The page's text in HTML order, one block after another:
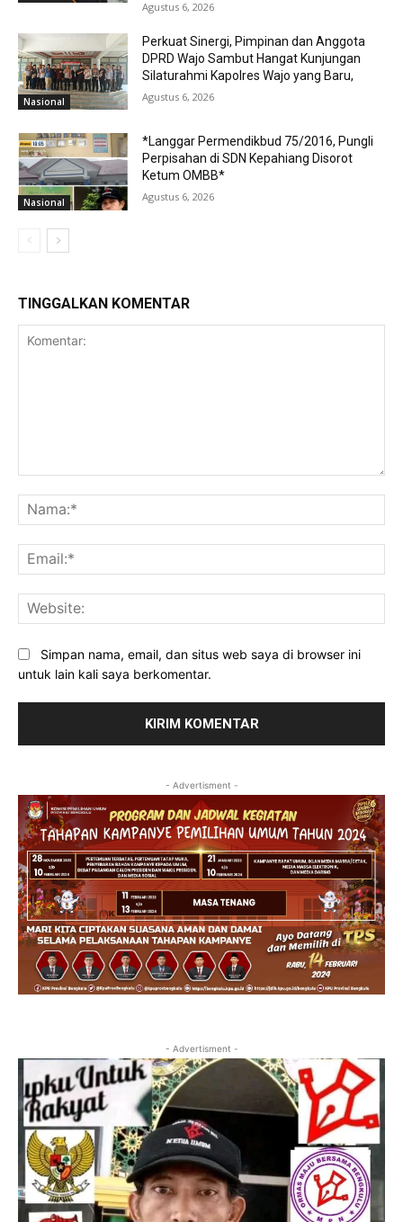
Agustus 6, 2026
Nasional
Perkuat Sinergi, Pimpinan dan Anggota
DPRD Wajo Sambut Hangat Kunjungan
Silaturahmi Kapolres Wajo yang Baru,
Agustus 6, 2026
Nasional
*Langgar Permendikbud 75/2016, Pungli
Perpisahan di SDN Kepahiang Disorot
Ketum OMBB*
Agustus 6, 2026
TINGGALKAN KOMENTAR
Simpan nama, email, dan situs web saya di browser ini
untuk lain kali saya berkomentar.
- Advertisment -
- Advertisment -